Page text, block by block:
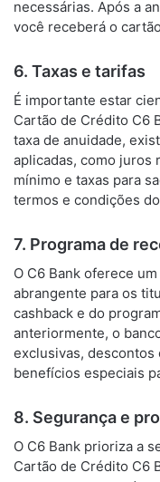
necessárias. Após a
você receberá o
6. Taxas e tarifas
É importante estar
Cartão de Crédito C6
taxa de anuidade,
aplicadas, como juros
mínimo e taxas para
termos e condições
7. Programa de
O C6 Bank oferece
abrangente para os
cashback e do
anteriormente, o
exclusivas,
benefícios especiais
8. Segurança e
O C6 Bank prioriza a
Cartão de Crédito C6